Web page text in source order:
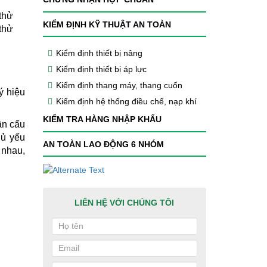
hiệu
cấu
yếu
KIỂM ĐỊNH KỸ THUẬT AN TOÀN
Kiểm định thiết bị nâng
Kiểm định thiết bị áp lực
Kiểm định thang máy, thang cuốn
Kiểm định hệ thống điều chế, nạp khí
KIỂM TRA HÀNG NHẬP KHẨU
AN TOÀN LAO ĐỘNG 6 NHÓM
LIÊN HỆ VỚI CHÚNG TÔI